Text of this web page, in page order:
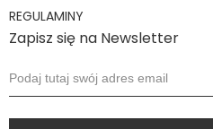
REGULAMINY
Zapisz się na Newsletter